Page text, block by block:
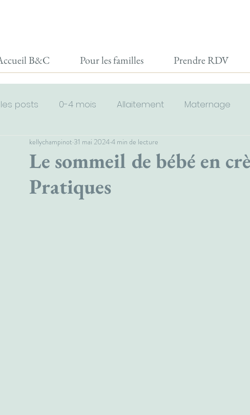
B&C Pour les familles Prendre RDV
posts 0-4 mois Allaitement Maternage
Réveils matinaux 4-9 mois 9-18 mois
Le sommeil de bébé en
Pratiques
kellychampinot 31 mai 20244 min de lecture